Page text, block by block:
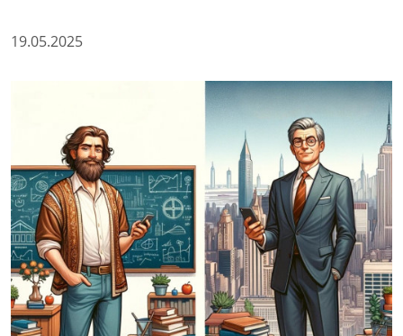
19.05.2025